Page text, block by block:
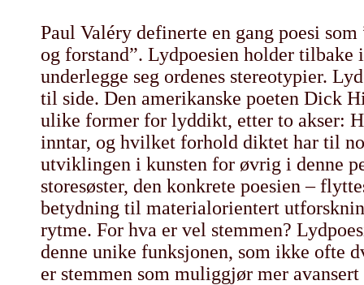
Paul Valéry definerte en gang poesi
og forstand”. Lydpoesien holder tilbake
underlegge seg ordenes stereotypier.
til side. Den amerikanske poeten Dick
ulike former for lyddikt, etter to akser:
inntar, og hvilket forhold diktet har til
utviklingen i kunsten for øvrig i denne
storesøster, den konkrete poesien –
betydning til materialorientert
rytme. For hva er vel stemmen?
denne unike funksjonen, som ikke ofte
er stemmen som muliggjør mer